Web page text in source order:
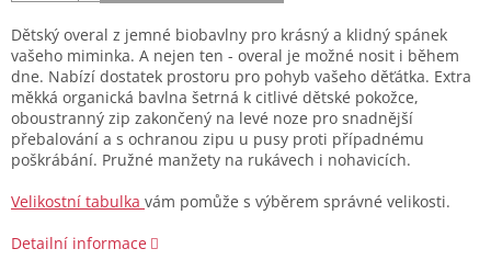
Dětský overal z jemné biobavlny pro krásný a klidný spánek
vašeho miminka. A nejen ten - overal je možné nosit i během
dne. Nabízí dostatek prostoru pro pohyb vašeho děťátka. Extra
měkká organická bavlna šetrná k citlivé dětské pokožce,
oboustranný zip zakončený na levé noze pro snadnější
přebalování a s ochranou zipu u pusy proti případnému
poškrábání. Pružné manžety na rukávech i nohavicích.
Velikostní tabulka vám pomůže s výběrem správné velikosti.
Detailní informace